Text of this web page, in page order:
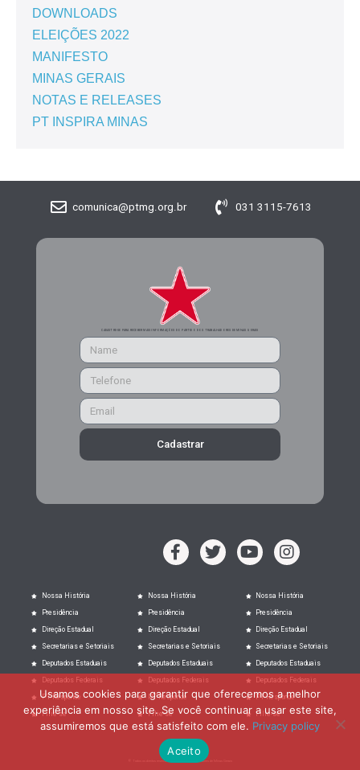
DOWNLOADS
ELEIÇÕES 2022
MANIFESTO
MINAS GERAIS
NOTAS E RELEASES
PT INSPIRA MINAS
comunica@ptmg.org.br 031 3115-7613
CADASTRE-SE PARA RECEBER MAIS INFORMAÇÕES DO PARTIDO DOS TRABALHADORES DE MINAS GERAIS
Cadastrar
Nossa História
Presidência
Direção Estadual
Secretarias e Setoriais
Deputados Estaduais
Deputados Federais
PT Responde
Filie-se
Nossa História
Presidência
Direção Estadual
Secretarias e Setoriais
Deputados Estaduais
Deputados Federais
PT Responde
Filie-se
Nossa História
Presidência
Direção Estadual
Secretarias e Setoriais
Deputados Estaduais
Deputados Federais
PT Responde
Filie-se
© Todos os direitos reservados ao Partido dos trabalhadores de Minas Gerais
Usamos cookies para garantir que oferecemos a melhor
experiência em nosso site. Se você continuar a usar este site,
assumiremos que está satisfeito com ele. Privacy policy
Aceito